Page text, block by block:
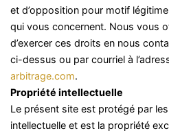
et d’opposition pour motif
qui vous concernent. Nous vous
d’exercer ces droits en nous
ci-dessus ou par courriel à
arbitrage.com.
Propriété intellectuelle
Le présent site est protégé par
intellectuelle et est la propriété